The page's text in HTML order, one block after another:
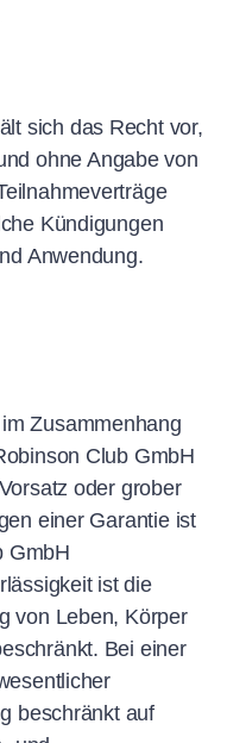
sich das Recht vor,
ohne Angabe von
Kündigungen
Anwendung.
Zusammenhang
Club GmbH
oder grober
einer Garantie ist
GmbH
ist die
von Leben, Körper
Bei einer
beschränkt auf